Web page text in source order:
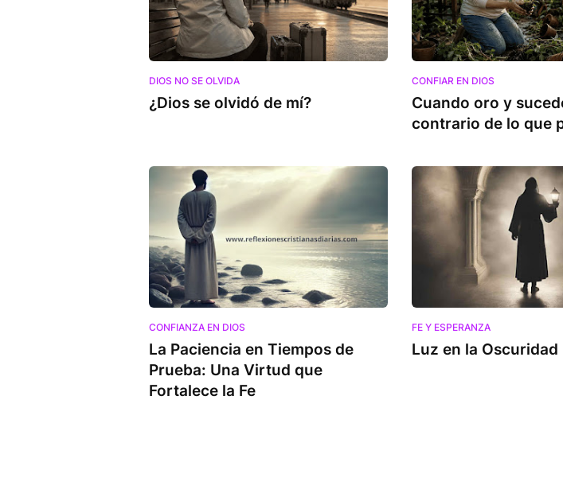
DIOS NO SE OLVIDA
¿Dios se olvidó de mí?
CONFIAR EN DIOS
Cuando oro y
contrario de lo que
CONFIANZA EN DIOS
La Paciencia en Tiempos de
Prueba: Una Virtud que
Fortalece la Fe
FE Y ESPERANZA
Luz en la Oscuridad